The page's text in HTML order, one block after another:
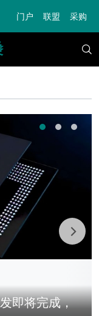
门户 联盟 采购
即将完成，